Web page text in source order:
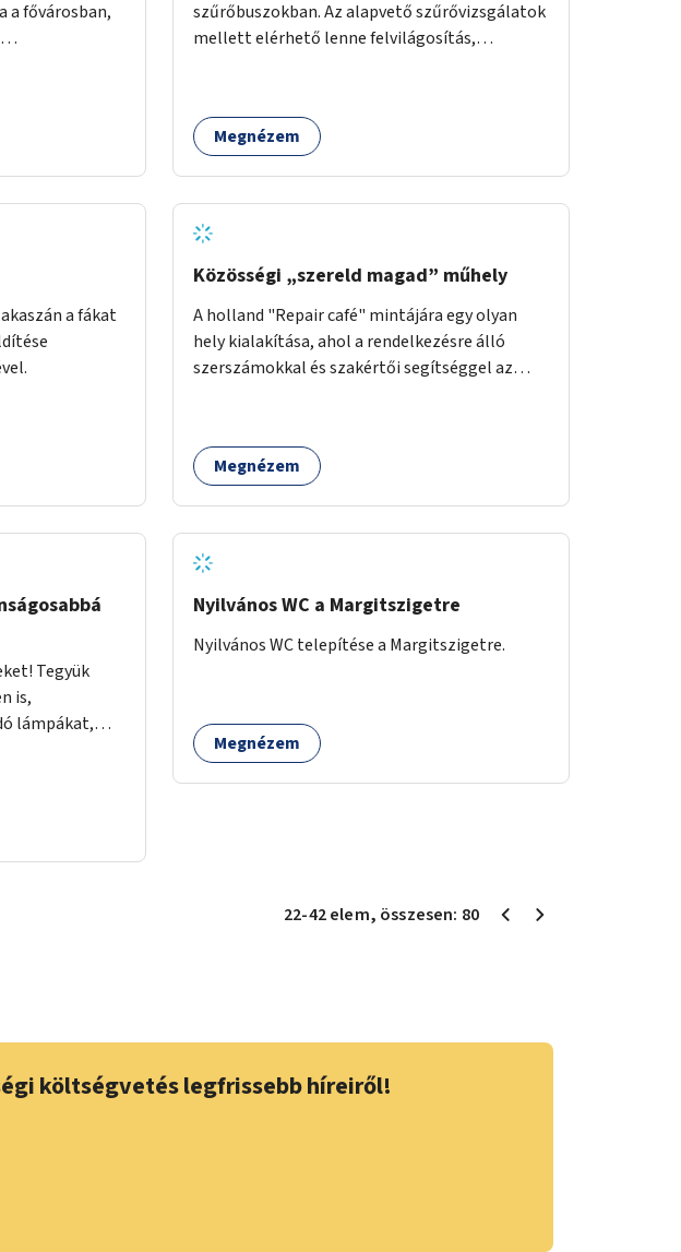
a fővárosban,
a fákat
Tegyük
is,
lámpákat,
szűrőbuszokban. Az alapvető szűrővizsgálatok
mellett elérhető lenne felvilágosítás,
szenvedélybetegek támogatása.
Megnézem
Közösségi „szereld magad” műhely
A holland "Repair café" mintájára egy olyan
hely kialakítása, ahol a rendelkezésre álló
szerszámokkal és szakértői segítséggel az
arra, hogy a közösség tagjai is segítsenek
egymásnak, megosszák tudásukat.
Megnézem
Nyilvános WC a Margitszigetre
Nyilvános WC telepítése a Margitszigetre.
Megnézem
22-42elem, összesen: 80
költségvetés legfrissebb híreiről!